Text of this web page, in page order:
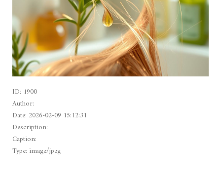
ID: 1900
Author:
Date: 2026-02-09 15:12:31
Description:
Caption:
Type: image/jpeg